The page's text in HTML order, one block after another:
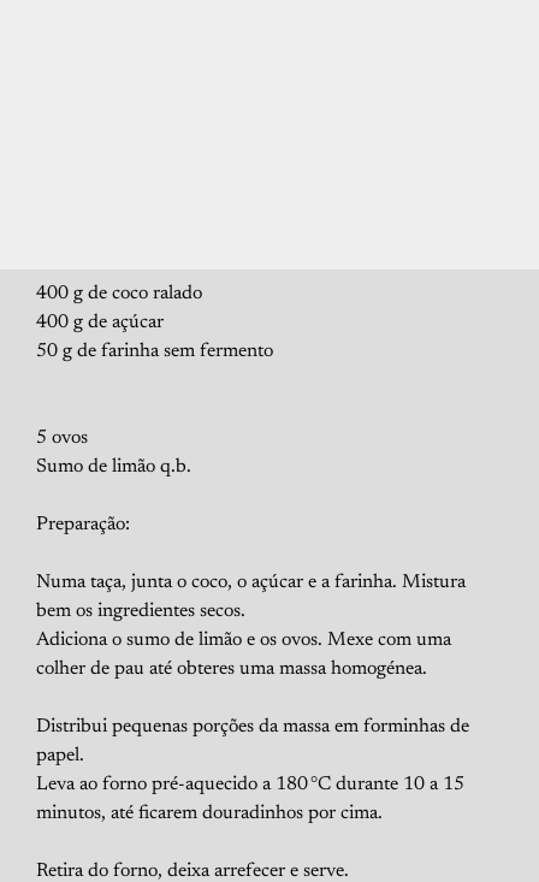
400 g de coco ralado
400 g de açúcar
50 g de farinha sem fermento
5 ovos
Sumo de limão q.b.
Preparação:
Numa taça, junta o coco, o açúcar e a farinha. Mistura
bem os ingredientes secos.
Adiciona o sumo de limão e os ovos. Mexe com uma
colher de pau até obteres uma massa homogénea.
Distribui pequenas porções da massa em forminhas de
papel.
Leva ao forno pré-aquecido a 180 °C durante 10 a 15
minutos, até ficarem douradinhos por cima.
Retira do forno, deixa arrefecer e serve.